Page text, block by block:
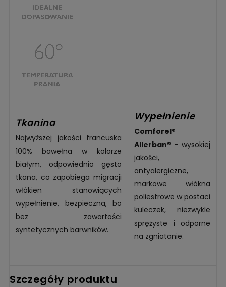
Tkanina
Najwyższej jakości francuska
100% bawełna w kolorze
białym, odpowiednio gęsto
tkana, co zapobiega migracji
włókien stanowiących
wypełnienie, bezpieczna, bo
bez zawartości
syntetycznych barwników.
Wypełnienie
Comforel®
Allerban® – wysokiej
jakości,
antyalergiczne,
markowe włókna
poliestrowe w postaci
kuleczek, niezwykle
sprężyste i odporne
na zgniatanie.
Szczegóły produktu